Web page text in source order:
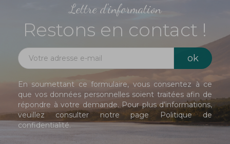
Lettre d'information
Restons en contact !
En soumettant ce formulaire, vous consentez à ce
que vos données personnelles soient traitées afin de
répondre à votre demande. Pour plus d’informations,
veuillez consulter notre page Politique de
confidentialité.